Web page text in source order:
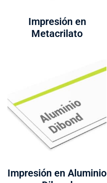
Impresión en
Metacrilato
Impresión en Aluminio